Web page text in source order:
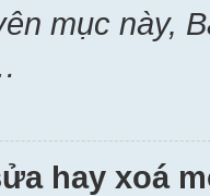
mục này,
hay xoá